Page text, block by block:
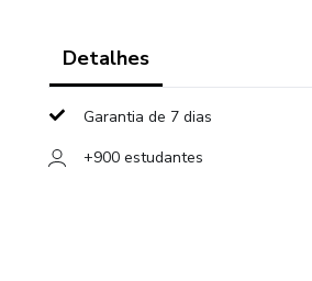
Detalhes
Garantia de 7 dias
+900 estudantes